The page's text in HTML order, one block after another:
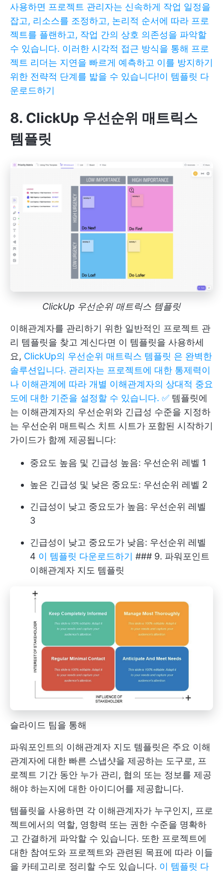
사용하면 프로젝트 관리자는 신속하게 작업 일정을
잡고, 리소스를 조정하고, 논리적 순서에 따라 프로
젝트를 플랜하고, 작업 간의 상호 의존성을 파악할
수 있습니다. 이러한 시각적 접근 방식을 통해 프로
젝트 리더는 지연을 빠르게 예측하고 이를 방지하기
위한 전략적 단계를 밟을 수 있습니다!이 템플릿 다
운로드하기
8. ClickUp 우선순위 매트릭스
템플릿
ClickUp 우선순위 매트릭스 템플릿
이해관계자를 관리하기 위한 일반적인 프로젝트 관
리 템플릿을 찾고 계신다면 이 템플릿을 사용하세
요, ClickUp의 우선순위 매트릭스 템플릿 은 완벽한
솔루션입니다. 관리자는 프로젝트에 대한 통제력이
나 이해관계에 따라 개별 이해관계자의 상대적 중요
도에 대한 기준을 설정할 수 있습니다. ✅ 템플릿에
는 이해관계자의 우선순위와 긴급성 수준을 지정하
는 우선순위 매트릭스 치트 시트가 포함된 시작하기
가이드가 함께 제공됩니다:
중요도 높음 및 긴급성 높음: 우선순위 레벨 1
높은 긴급성 및 낮은 중요도: 우선순위 레벨 2
긴급성이 낮고 중요도가 높음: 우선순위 레벨
3
긴급성이 낮고 중요도가 낮음: 우선순위 레벨
4 이 템플릿 다운로드하기 ### 9. 파워포인트
이해관계자 지도 템플릿
슬라이드 팀을 통해
파워포인트의 이해관계자 지도 템플릿은 주요 이해
관계자에 대한 빠른 스냅샷을 제공하는 도구로, 프
로젝트 기간 동안 누가 관리, 협의 또는 정보를 제공
해야 하는지에 대한 아이디어를 제공합니다.
템플릿을 사용하면 각 이해관계자가 누구인지, 프로
젝트에서의 역할, 영향력 또는 권한 수준을 명확하
고 간결하게 파악할 수 있습니다. 또한 프로젝트에
대한 참여도와 프로젝트와 관련된 목표에 따라 이들
을 카테고리로 정리할 수도 있습니다. 이 템플릿 다